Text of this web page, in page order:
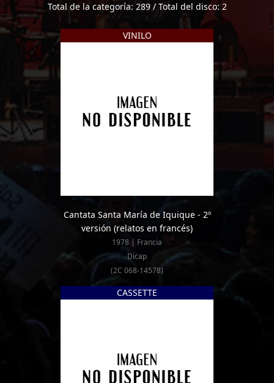
Total de la categoría: 289 / Total del disco: 2
VINILO
Cantata Santa María de Iquique - 2º
versión (relatos en francés)
1978 | Francia
Dicap
(2C 068-14578)
CASSETTE